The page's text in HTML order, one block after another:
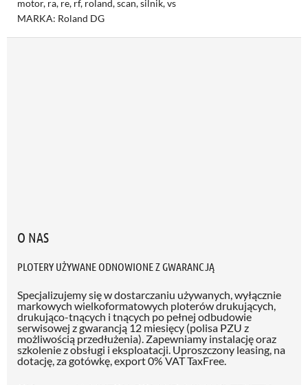
motor, ra, re, rf, roland,scan,silnik,vs
MARKA: Roland DG
O NAS
PLOTERY UŻYWANE ODNOWIONE Z GWARANCJĄ
Specjalizujemy się w dostarczaniu używanych, wyłącznie
markowych wielkoformatowych ploterów drukujących,
drukująco-tnących i tnących po pełnej odbudowie
serwisowej z gwarancją 12 miesięcy (polisa PZU z
możliwością przedłużenia). Zapewniamy instalację oraz
szkolenie z obsługi i eksploatacji. Uproszczony leasing, na
dotację, za gotówkę, export 0% VAT TaxFree.